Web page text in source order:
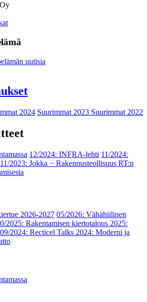
uutisia
2024 Suurimmat 2023 Suurimmat 2022
12/2024: INFRA-lehti 11/2024:
11/2023: Jokka − Rakennusteollisuus RT:n
2026-2027 05/2026: Vähähiilinen
2025: Rakentamisen kiertotalous 2025:
09/2024: Recticel Talks 2024: Moderni ja